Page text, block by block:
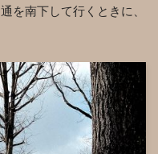
南下して行くときに、